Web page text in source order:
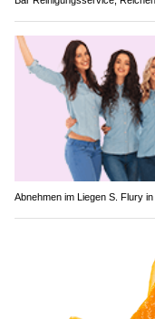
Abnehmen im Liegen S. Flury